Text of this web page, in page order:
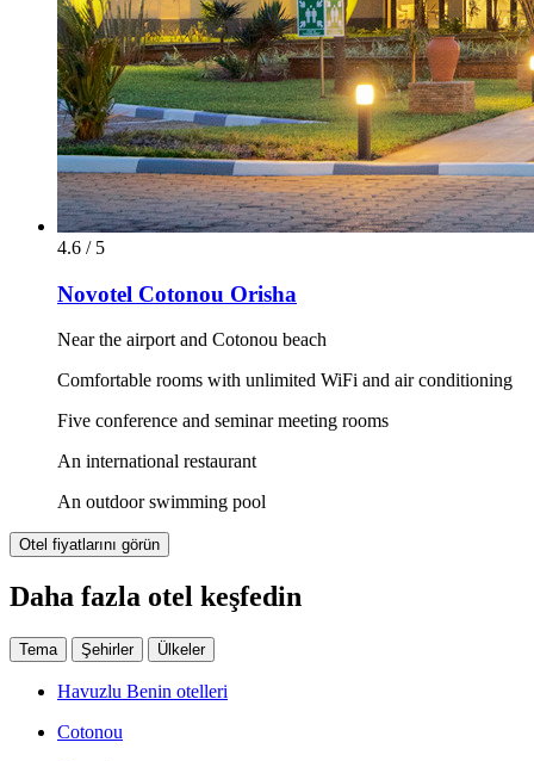
4.6 / 5
Novotel Cotonou Orisha
Near the airport and Cotonou beach
Comfortable rooms with unlimited WiFi and air conditioning
Five conference and seminar meeting rooms
An international restaurant
An outdoor swimming pool
Otel fiyatlarını görün
Daha fazla otel keşfedin
Tema Şehirler Ülkeler
Havuzlu Benin otelleri
Cotonou